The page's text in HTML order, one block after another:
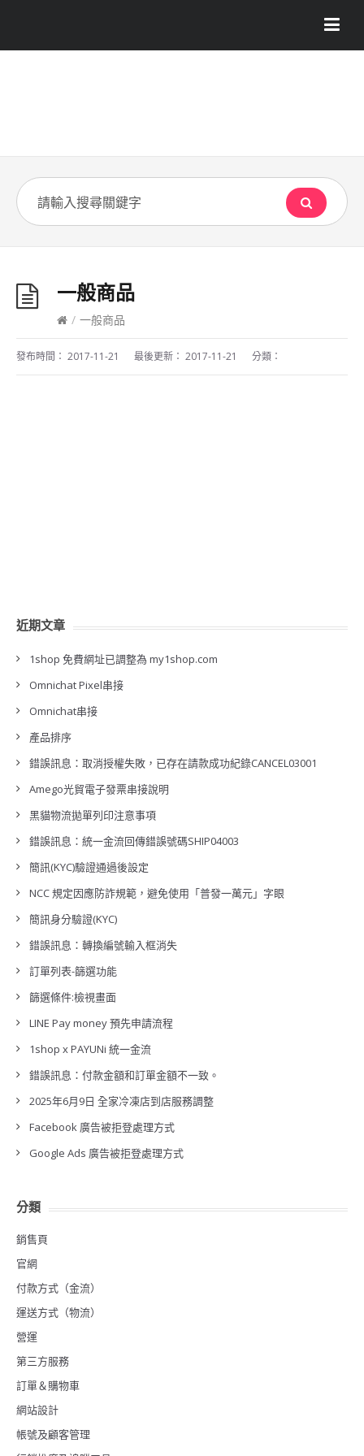
一般商品
/ 一般商品
發布時間： 2017-11-21 最後更新： 2017-11-21 分類：
近期文章
1shop 免費網址已調整為 my1shop.com
Omnichat Pixel串接
Omnichat串接
產品排序
錯誤訊息：取消授權失敗，已存在請款成功紀錄CANCEL03001
Amego光貿電子發票串接說明
黑貓物流拋單列印注意事項
錯誤訊息：統一金流回傳錯誤號碼SHIP04003
簡訊(KYC)驗證通過後設定
NCC 規定因應防詐規範，避免使用「普發一萬元」字眼
簡訊身分驗證(KYC)
錯誤訊息：轉換編號輸入框消失
訂單列表-篩選功能
篩選條件:檢視畫面
LINE Pay money 預先申請流程
1shop x PAYUNi 統一金流
錯誤訊息：付款金額和訂單金額不一致。
2025年6月9日 全家冷凍店到店服務調整
Facebook 廣告被拒登處理方式
Google Ads 廣告被拒登處理方式
分類
銷售頁
官網
付款方式（金流）
運送方式（物流）
營運
第三方服務
訂單＆購物車
網站設計
帳號及顧客管理